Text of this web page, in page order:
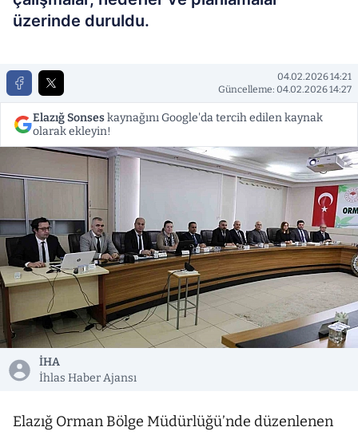
üzerinde duruldu.
04.02.2026 14:21
Güncelleme: 04.02.2026 14:27
Elazığ Sonseskaynağını Google'da tercih edilen kaynak
olarak ekleyin!
İHA
İhlas Haber Ajansı
Elazığ Orman Bölge Müdürlüğü’nde düzenlenen